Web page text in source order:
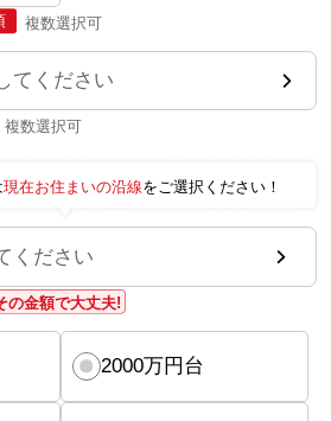
複数選択可
てください
複数選択可
現在お住まいの沿線をご選択ください！
ください
の金額で大丈夫!
2000万円台